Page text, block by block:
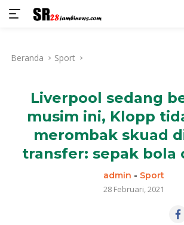
kontenBeranda Sport
Liverpool sedang
musim ini, Klopp
merombak skuad
transfer: sepak bola
admin - Sport
28 Februari, 2021